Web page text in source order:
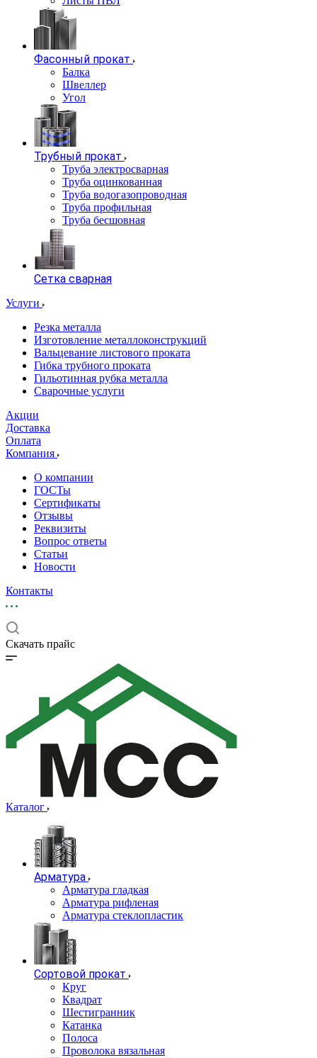
Фасонный прокат
Балка
Швеллер
Угол
Трубный прокат
Труба электросварная
Труба оцинкованная
Труба водогазопроводная
Труба профильная
Труба бесшовная
Сетка сварная
Услуги
Резка металла
Изготовление металлоконструкций
Вальцевание листового проката
Гибка трубного проката
Гильотинная рубка металла
Сварочные услуги
Акции
Доставка
Оплата
Компания
О компании
ГОСТы
Сертификаты
Отзывы
Реквизиты
Вопрос ответы
Статьи
Новости
Контакты
Скачать прайс
Каталог
Арматура
Арматура гладкая
Арматура рифленая
Арматура стеклопластик
Сортовой прокат
Круг
Квадрат
Шестигранник
Катанка
Полоса
Проволока вязальная